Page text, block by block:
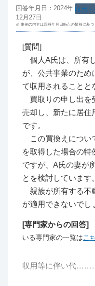
収用・
回答年月日：2024年
12月27日
※ 事例の内容は回答年月日時点の情報に基づ
[質問]
個人A氏は、所有
が、公共事業のため
て収用されることと
買取りの申し出を
売却し、新たに居住
です。
この買換えについ
を取得した場合の
ですが、A氏の妻が
とを検討しています。
親族が所有する不
が適用できないでし
[専門家からの回答]
いる専門家の一覧はこ
収用等に伴い代